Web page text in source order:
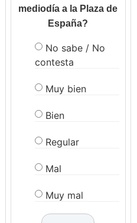
mediodía a la Plaza de
España?
No sabe / No
contesta
Muy bien
Bien
Regular
Mal
Muy mal